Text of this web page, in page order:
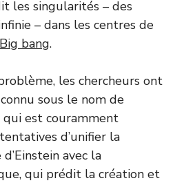
les singularités – des
– dans les centres de
Big bang.
les chercheurs ont
sous le nom de
est couramment
d’unifier la
avec la
qui prédit la création et